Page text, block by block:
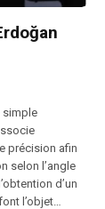
simple
précision afin
selon l’angle
d’un
l’objet…